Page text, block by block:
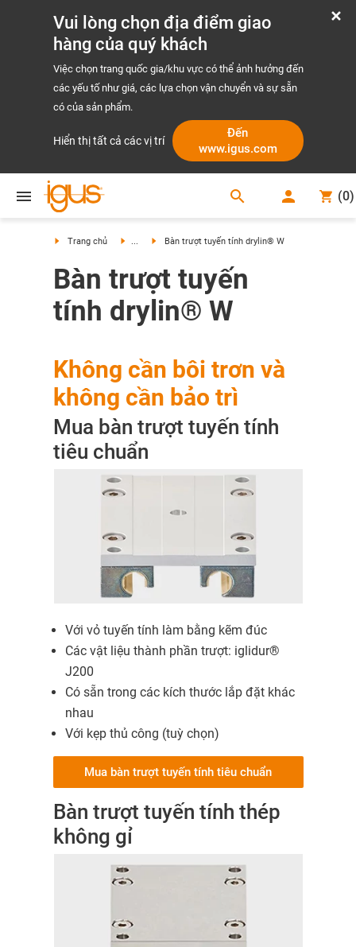
Vui lòng chọn địa điểm giao
hàng của quý khách
Việc chọn trang quốc gia/khu vực có thể ảnh hưởng đến
các yếu tố như giá, các lựa chọn vận chuyển và sự sẵn
có của sản phẩm.
Hiển thị tất cả các vị trí
Đến
www.igus.com
search (0)
Trang chủ ... Bàn trượt tuyến tính drylin® W
Bàn trượt tuyến
tính drylin® W
Không cần bôi trơn và
không cần bảo trì
Mua bàn trượt tuyến tính
tiêu chuẩn
Với vỏ tuyến tính làm bằng kẽm đúc
Các vật liệu thành phần trượt: iglidur®
J200
Có sẵn trong các kích thước lắp đặt khác
nhau
Với kẹp thủ công (tuỳ chọn)
Mua bàn trượt tuyến tính tiêu chuẩn
Bàn trượt tuyến tính thép
không gỉ